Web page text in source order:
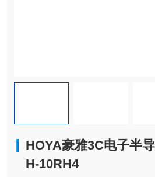
HOYA豪雅3C电子半
H-10RH4